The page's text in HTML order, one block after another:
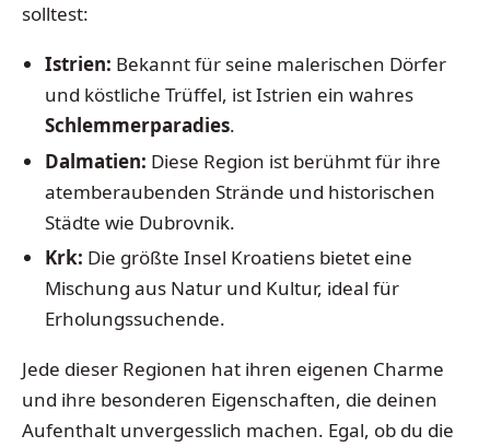
solltest:
Istrien: Bekannt für seine malerischen Dörfer
und köstliche Trüffel, ist Istrien ein wahres
Schlemmerparadies.
Dalmatien: Diese Region ist berühmt für ihre
atemberaubenden Strände und historischen
Städte wie Dubrovnik.
Krk: Die größte Insel Kroatiens bietet eine
Mischung aus Natur und Kultur, ideal für
Erholungssuchende.
Jede dieser Regionen hat ihren eigenen Charme
und ihre besonderen Eigenschaften, die deinen
Aufenthalt unvergesslich machen. Egal, ob du die